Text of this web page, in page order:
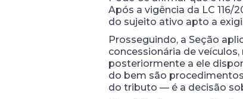
Após a vigência da LC
do sujeito ativo apto a
Prosseguindo, a Seção
concessionária de
posteriormente a ele
do bem são
do tributo — é a decisão